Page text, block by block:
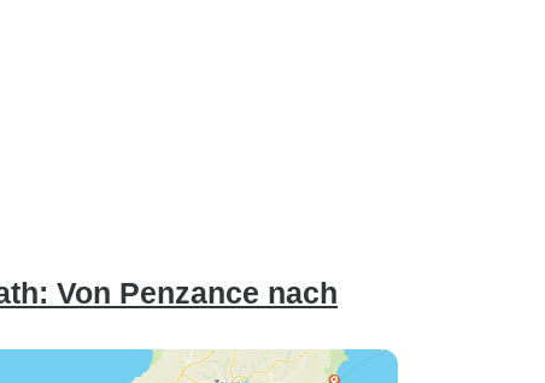
Von Penzance nach